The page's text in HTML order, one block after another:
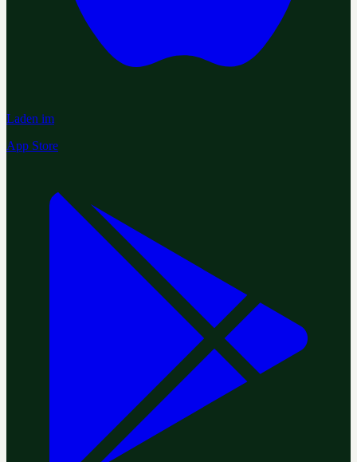
Laden im
App Store